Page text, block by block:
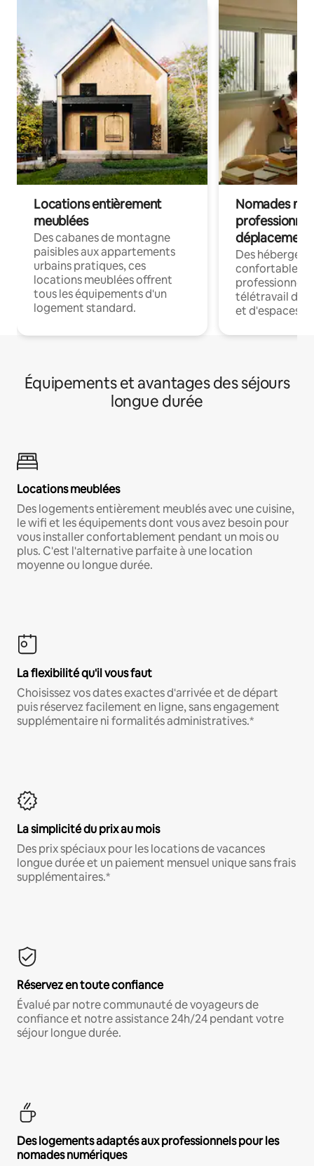
Locations entièrement
meublées
Des cabanes de montagne
paisibles aux appartements
urbains pratiques, ces
locations meublées offrent
tous les équipements d'un
logement standard.
Nomades
déplacement
Des
confortables
professionnels
télétravail
et d'espaces
Équipements et avantages des séjours
longue durée
Locations meublées
Des logements entièrement meublés avec une cuisine,
le wifi et les équipements dont vous avez besoin pour
vous installer confortablement pendant un mois ou
plus. C'est l'alternative parfaite à une location
moyenne ou longue durée.
La flexibilité qu'il vous faut
Choisissez vos dates exactes d'arrivée et de départ
puis réservez facilement en ligne, sans engagement
supplémentaire ni formalités administratives.*
La simplicité du prix au mois
Des prix spéciaux pour les locations de vacances
longue durée et un paiement mensuel unique sans frais
supplémentaires.*
Réservez en toute confiance
Évalué par notre communauté de voyageurs de
confiance et notre assistance 24h/24 pendant votre
séjour longue durée.
Des logements adaptés aux professionnels pour les
nomades numériques